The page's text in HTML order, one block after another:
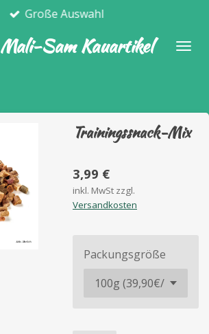
Mali-Sam Kauartikel
Große Auswahl
Trainingssnack-Mix
3,99 €
inkl. MwSt zzgl.
Versandkosten
Packungsgröße